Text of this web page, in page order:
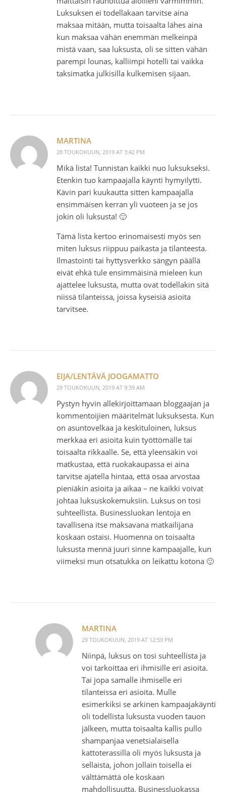
Luksuksen ei todellakaan tarvitse aina
maksaa mitään, mutta toisaalta lähes aina
kun maksaa vähän enemmän melkeinpä
mistä vaan, saa luksusta, oli se sitten vähän
parempi lounas, kalliimpi hotelli tai vaikka
taksimatka julkisilla kulkemisen sijaan.
MARTINA
28 TOUKOKUUN, 2019 AT 3:42 PM
Mikä lista! Tunnistan kaikki nuo luksukseksi.
Etenkin tuo kampaajalla käynti hymyilytti.
Kävin pari kuukautta sitten kampaajalla
ensimmäisen kerran yli vuoteen ja se jos
jokin oli luksusta! 🙂
Tämä lista kertoo erinomaisesti myös sen
miten luksus riippuu paikasta ja tilanteesta.
Ilmastointi tai hyttysverkko sängyn päällä
eivät ehkä tule ensimmäisinä mieleen kun
ajattelee luksusta, mutta ovat todellakin sitä
niissä tilanteissa, joissa kyseisiä asioita
tarvitsee.
EIJA/LENTÄVÄ JOOGAMATTO
29 TOUKOKUUN, 2019 AT 9:39 AM
Pystyn hyvin allekirjoittamaan bloggaajan ja
kommentoijien määritelmät luksuksesta. Kun
on asuntovelkaa ja keskituloinen, luksus
merkkaa eri asioita kuin työttömälle tai
toisaalta rikkaalle. Se, että yleensäkin voi
matkustaa, että ruokakaupassa ei aina
tarvitse ajatella hintaa, että osaa arvostaa
pieniäkin asioita ja aikaa – ne kaikki voivat
johtaa luksuskokemuksiin. Luksus on tosi
suhteellista. Businessluokan lentoja en
tavallisena itse maksavana matkailijana
koskaan ostaisi. Huomenna on toisaalta
luksusta mennä juuri sinne kampaajalle, kun
viimeksi mun otsatukka on leikattu kotona 🙂
MARTINA
29 TOUKOKUUN, 2019 AT 12:59 PM
Niinpä, luksus on tosi suhteellista ja
voi tarkoittaa eri ihmisille eri asioita.
Tai jopa samalle ihmiselle eri
tilanteissa eri asioita. Mulle
esimerkiksi se arkinen kampaajakäynti
oli todellista luksusta vuoden tauon
jälkeen, mutta toisaalta kallis pullo
shampanjaa venetsialaisella
kattoterassilla oli myös luksusta ja
sellaista, johon jollain toisella ei
välttämättä ole koskaan
mahdollisuutta. Businessluokassa